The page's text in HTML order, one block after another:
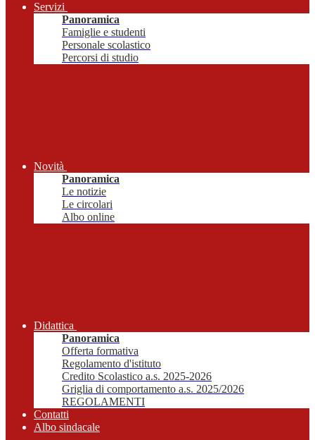
Servizi
Panoramica
Famiglie e studenti
Personale scolastico
Percorsi di studio
Novità
Panoramica
Le notizie
Le circolari
Albo online
Didattica
Panoramica
Offerta formativa
Regolamento d'istituto
Credito Scolastico a.s. 2025-2026
Griglia di comportamento a.s. 2025/2026
REGOLAMENTI
Contatti
Albo sindacale